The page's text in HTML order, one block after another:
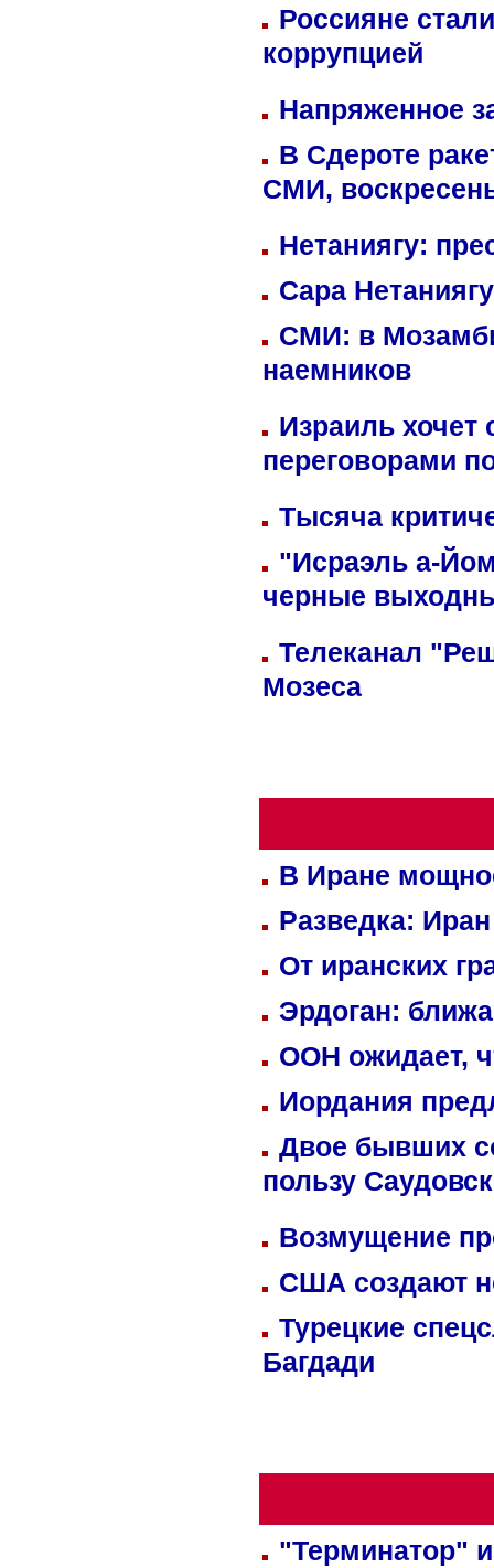
Россияне
коррупцией
Напряженное
В Сдероте
СМИ,
Нетаниягу:
Сара
СМИ: в
наемников
Израиль хочет
переговорами
Тысяча
"Исраэль а-
черные
Телеканал
Мозеса
В Иране
Разведка:
От иранских
Эрдоган:
ООН ожидает,
Иордания
Двое бывших
пользу
Возмущение
США создают
Турецкие
Багдади
"Терминатор"